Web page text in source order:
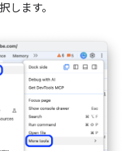
します。